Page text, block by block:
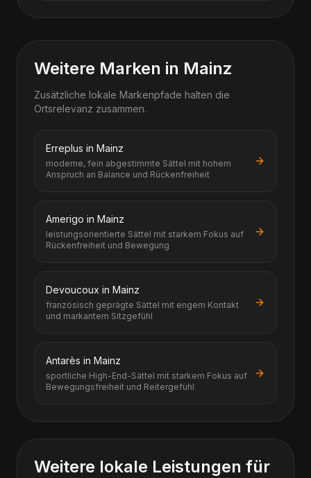
Weitere Marken in Mainz
Zusätzliche lokale Markenpfade halten die
Ortsrelevanz zusammen.
Erreplus in Mainz
moderne, fein abgestimmte Sättel mit hohem
Anspruch an Balance und Rückenfreiheit
Amerigo in Mainz
leistungsorientierte Sättel mit starkem Fokus auf
Rückenfreiheit und Bewegung
Devoucoux in Mainz
französisch geprägte Sättel mit engem Kontakt
und markantem Sitzgefühl
Antarès in Mainz
sportliche High-End-Sättel mit starkem Fokus auf
Bewegungsfreiheit und Reitergefühl
Weitere lokale Leistungen für